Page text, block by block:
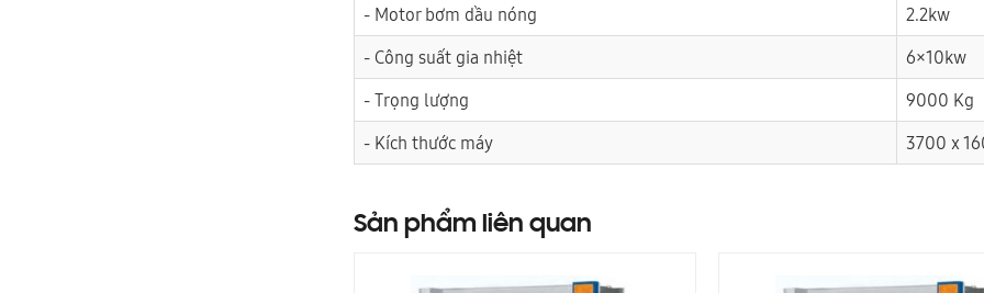
- Motor bơm dầu nóng
2.2kw
- Công suất gia nhiệt
6×10kw
- Trọng lượng
9000 Kg
- Kích thước máy
3700 x
Sản phẩm liên quan